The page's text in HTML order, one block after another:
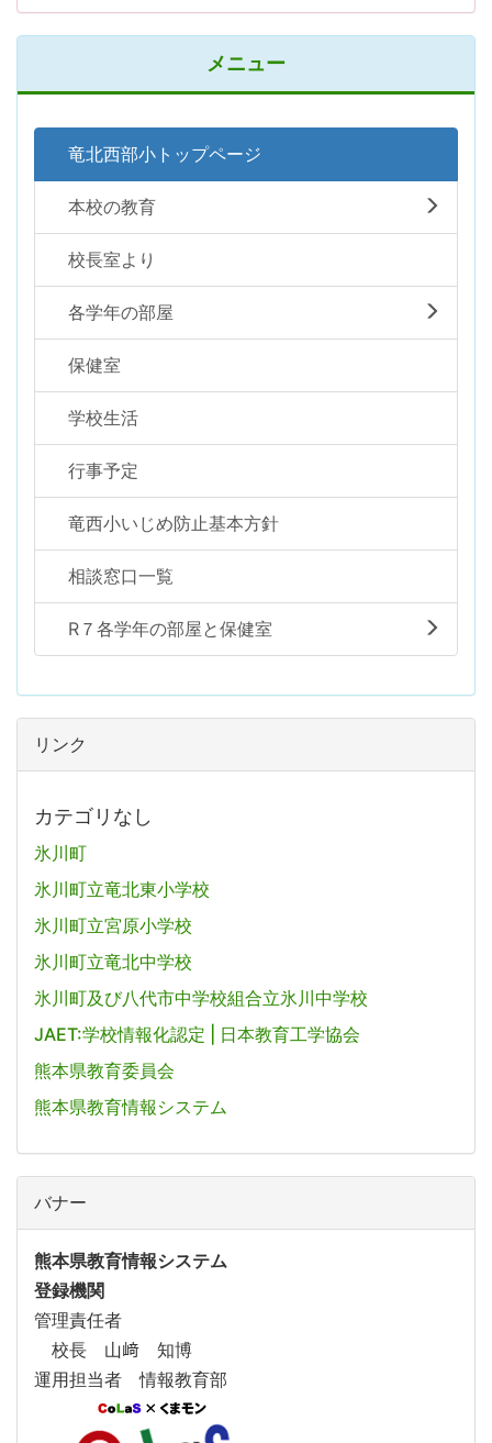
メニュー
竜北西部小トップページ
本校の教育
校長室より
各学年の部屋
保健室
学校生活
行事予定
竜西小いじめ防止基本方針
相談窓口一覧
R７各学年の部屋と保健室
リンク
カテゴリなし
氷川町
氷川町立竜北東小学校
氷川町立宮原小学校
氷川町立竜北中学校
氷川町及び八代市中学校組合立氷川中学校
JAET:学校情報化認定 | 日本教育工学協会
熊本県教育委員会
熊本県教育情報システム
バナー
熊本県教育情報システム
登録機関
管理責任者
校長 山﨑 知博
運用担当者 情報教育部